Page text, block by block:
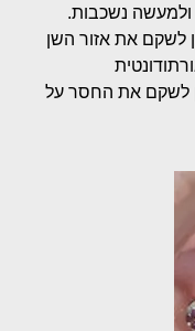
ולמעשה נשכבות.
לשקם את אזור השן
לשקם את החסר על